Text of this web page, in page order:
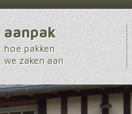
aanpak
hoe pakken
we zaken aan